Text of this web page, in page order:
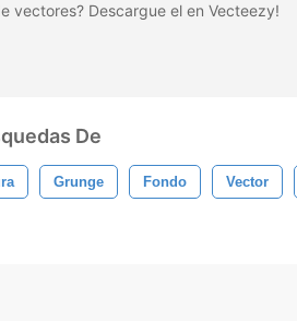
vectores? Descargue el en Vecteezy!
De
Grunge Fondo Vector